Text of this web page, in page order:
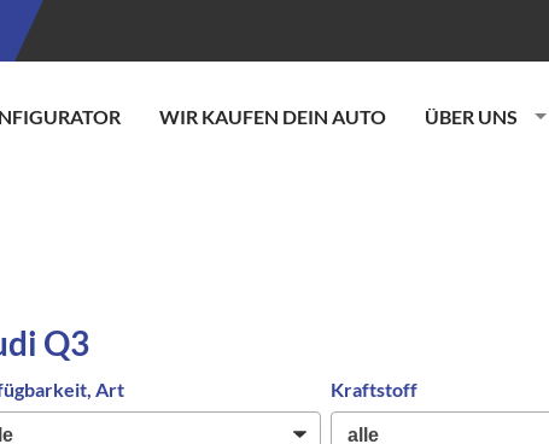
WIR KAUFEN DEIN AUTO ÜBER UNS
Q3
Art Kraftstoff